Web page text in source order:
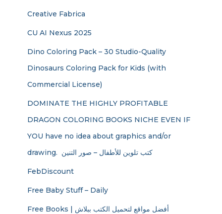
Creative Fabrica
CU AI Nexus 2025
Dino Coloring Pack – 30 Studio-Quality
Dinosaurs Coloring Pack for Kids (with
Commercial License)
DOMINATE THE HIGHLY PROFITABLE
DRAGON COLORING BOOKS NICHE EVEN IF
YOU have no idea about graphics and/or
drawing. ​ كتب تلوين للأطفال – صور التنين
FebDiscount
Free Baby Stuff – Daily
Free Books | أفضل مواقع لتحميل الكتب ببلاش